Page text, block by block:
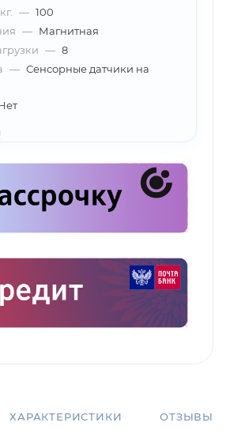
— 100
— Магнитная
— 8
— Сенсорные датчики на
ХАРАКТЕРИСТИКИ ОТЗЫВЫ